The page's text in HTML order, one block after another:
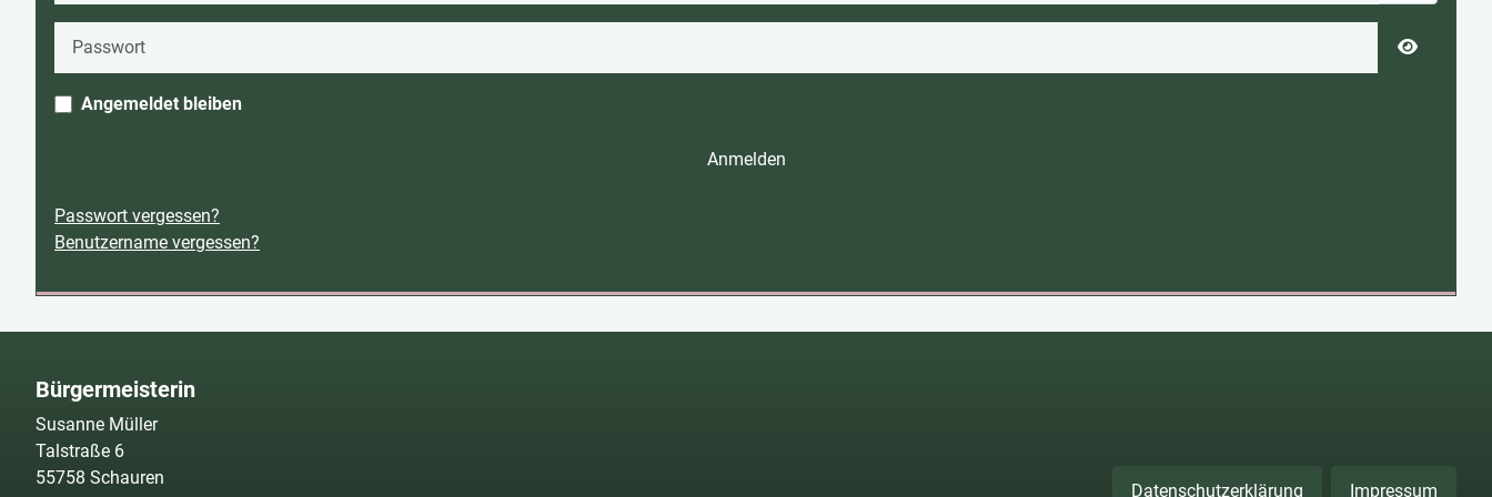
Angemeldet bleiben
Anmelden
Passwort vergessen?
Benutzername vergessen?
Bürgermeisterin
Susanne Müller
Talstraße 6
55758 Schauren
Datenschutzerklärung Impressum